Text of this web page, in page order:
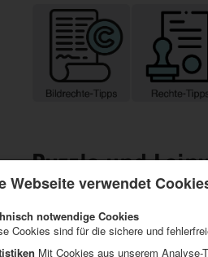
Webseite verwendet
notwendige Cookies
Cookies sind für die sichere und
Mit Cookies aus unserem
Puzzle und